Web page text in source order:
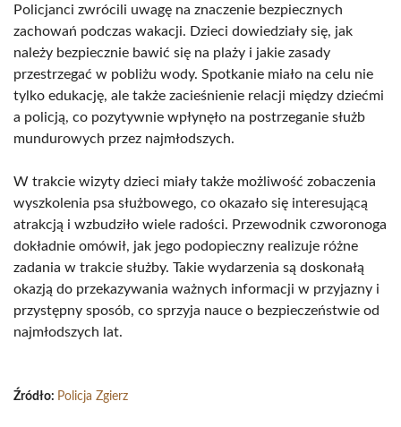
Policjanci zwrócili uwagę na znaczenie bezpiecznych
zachowań podczas wakacji. Dzieci dowiedziały się, jak
należy bezpiecznie bawić się na plaży i jakie zasady
przestrzegać w pobliżu wody. Spotkanie miało na celu nie
tylko edukację, ale także zacieśnienie relacji między dziećmi
a policją, co pozytywnie wpłynęło na postrzeganie służb
mundurowych przez najmłodszych.
W trakcie wizyty dzieci miały także możliwość zobaczenia
wyszkolenia psa służbowego, co okazało się interesującą
atrakcją i wzbudziło wiele radości. Przewodnik czworonoga
dokładnie omówił, jak jego podopieczny realizuje różne
zadania w trakcie służby. Takie wydarzenia są doskonałą
okazją do przekazywania ważnych informacji w przyjazny i
przystępny sposób, co sprzyja nauce o bezpieczeństwie od
najmłodszych lat.
Źródło: Policja Zgierz